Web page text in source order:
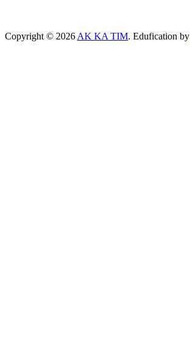
Copyright © 2026 AK KA TIM. Edufication by